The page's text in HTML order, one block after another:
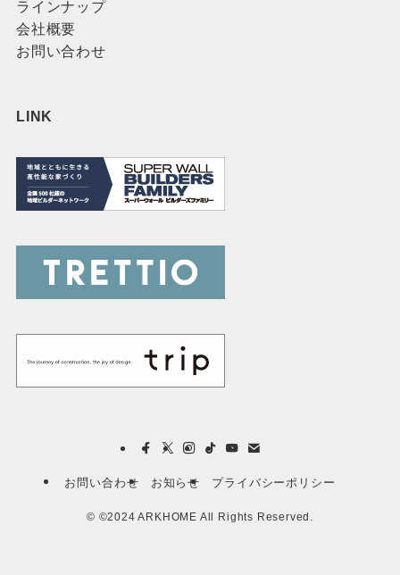
ラインナップ
会社概要
お問い合わせ
LINK
お問い合わせ お知らせ プライバシーポリシー
© ©2024 ARKHOME All Rights Reserved.